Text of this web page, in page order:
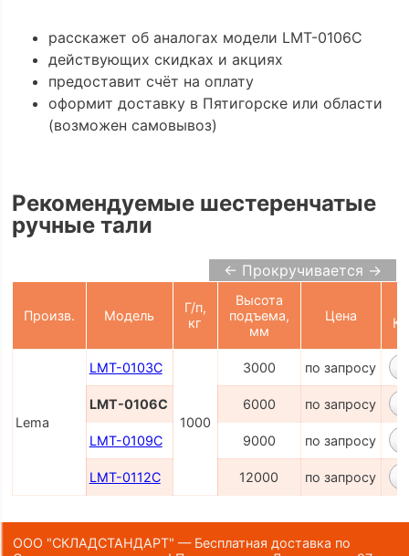
расскажет об аналогах модели LMT-0106C
действующих скидках и акциях
предоставит счёт на оплату
оформит доставку в Пятигорске или области
(возможен самовывоз)
Рекомендуемые шестеренчатые
ручные тали
← Прокручивается →
Произв. Модель
Г/п,
кг
Высота
подъема,
мм
Цена
Lema
LMT-0103C
1000
3000 по запросу
LMT-0106C 6000 по запросу
LMT-0109C 9000 по запросу
LMT-0112C 12000 по запросу
ООО "СКЛАДСТАНДАРТ" — Бесплатная доставка по